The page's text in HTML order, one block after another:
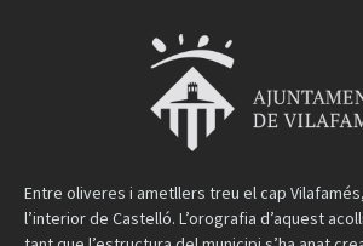
Entre oliveres i ametllers treu el cap
l’interior de Castelló. L’orografia d’aquest